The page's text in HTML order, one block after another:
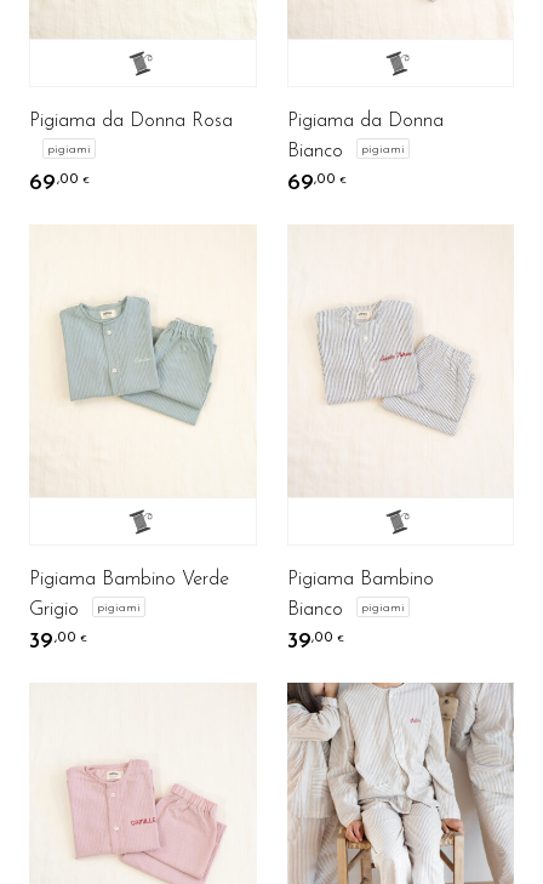
Pigiama da Donna Rosa
pigiami
69,00 €
Pigiama da Donna
Bianco
pigiami
69,00€
Pigiama Bambino Verde
Grigio
pigiami
39,00 €
Pigiama Bambino
Bianco
pigiami
39,00€